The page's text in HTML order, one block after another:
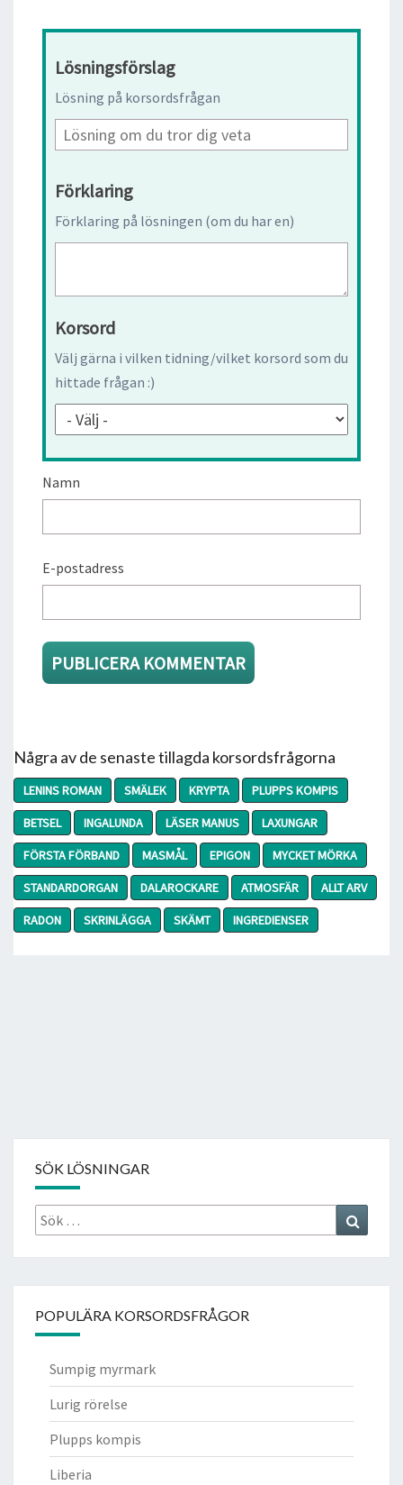
Lösningsförslag
Lösning på korsordsfrågan
Förklaring
Förklaring på lösningen (om du har en)
Korsord
Välj gärna i vilken tidning/vilket korsord som du
hittade frågan :)
Namn
E-postadress
Några av de senaste tillagda korsordsfrågorna
LENINS ROMAN SMÄLEK KRYPTA
PLUPPS KOMPIS
BETSEL
INGALUNDA LÄSER MANUS
LAXUNGAR
FÖRSTA FÖRBAND
MASMÅL EPIGON
MYCKET MÖRKA
STANDARDORGAN
DALAROCKARE ATMOSFÄR
ALLT ARV
RADON
SKRINLÄGGA SKÄMT INGREDIENSER
SÖK LÖSNINGAR
Sök
efter:
POPULÄRA KORSORDSFRÅGOR
Sumpig myrmark
Lurig rörelse
Plupps kompis
Liberia